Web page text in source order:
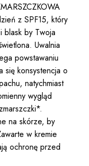
z SPF15, który
blask by Twoja
Uwalnia
powstawaniu
się konsystencja o
natychmiast
wygląd
na skórze, by
w kremie
ochronę przed